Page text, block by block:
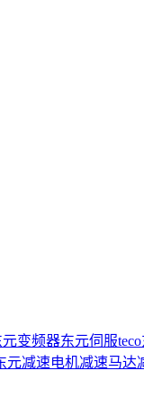
元变频器东元伺服teco
元减速电机减速马达